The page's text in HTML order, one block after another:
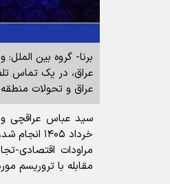
برنا- گروه بین
عراق، در یک تماس
عراق و تحولات
سید عباس عراقچی و
خرداد
مراودات
مقابله با تروریسم